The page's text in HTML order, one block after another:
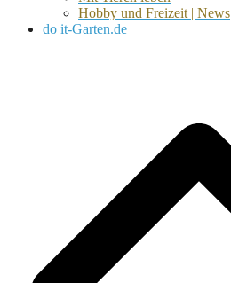
Hobby und Freizeit | News
do it-Garten.de